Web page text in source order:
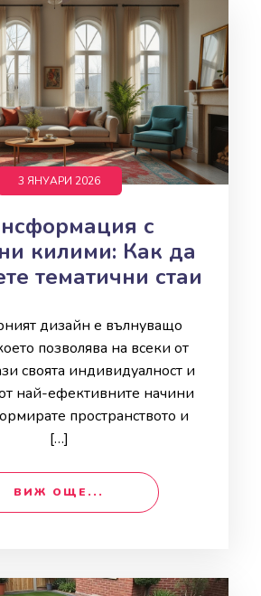
3 ЯНУАРИ 2026
с
килими: Как да
тематични стаи
дизайн е вълнуващо
позволява на всеки от
своята индивидуалност и
най-ефективните начини
пространството и
[…]
ВИЖ ОЩЕ...